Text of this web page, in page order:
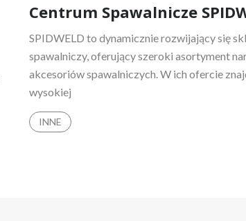
on
Centrum Spawalnicze
SPIDWELD to dynamicznie rozwijający się
spawalniczy, oferujący szeroki asortyment
akcesoriów spawalniczych. W ich ofercie
wysokiej
INNE